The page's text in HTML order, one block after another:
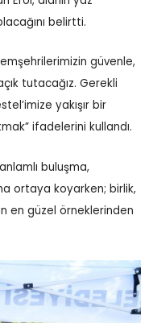
belirtti.
güvenle,
tutacağız. Gerekli
yakışır bir
ifadelerini kullandı.
buluşma,
ortaya koyarken; birlik,
en güzel örneklerinden